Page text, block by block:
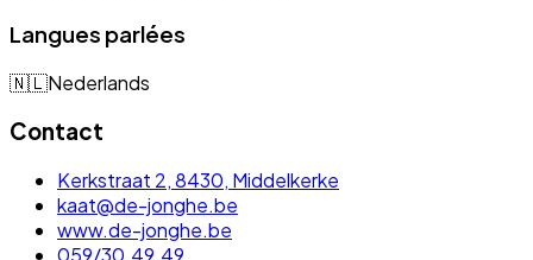
Langues parlées
🇳🇱Nederlands
Contact
Kerkstraat 2, 8430, Middelkerke
kaat@de-jonghe.be
www.de-jonghe.be
059/30.49.49